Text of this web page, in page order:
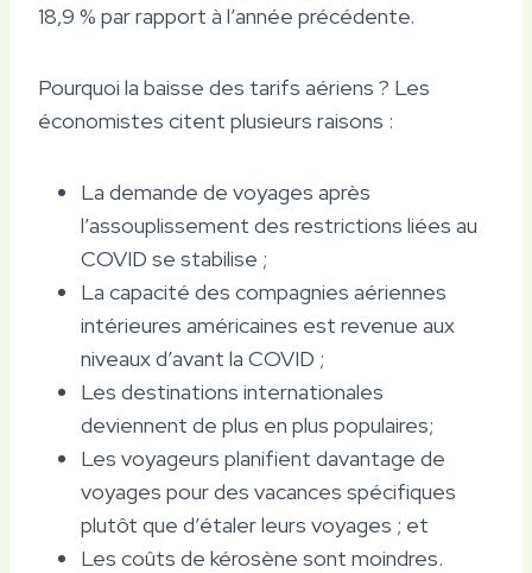
18,9 % par rapport à l’année précédente.
Pourquoi la baisse des tarifs aériens ? Les
économistes citent plusieurs raisons :
La demande de voyages après
l’assouplissement des restrictions liées au
COVID se stabilise ;
La capacité des compagnies aériennes
intérieures américaines est revenue aux
niveaux d’avant la COVID ;
Les destinations internationales
deviennent de plus en plus populaires;
Les voyageurs planifient davantage de
voyages pour des vacances spécifiques
plutôt que d’étaler leurs voyages ; et
Les coûts de kérosène sont moindres.